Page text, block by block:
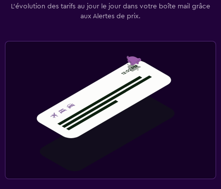
L’évolution des tarifs au jour le jour dans votre boîte mail grâce
aux Alertes de prix.